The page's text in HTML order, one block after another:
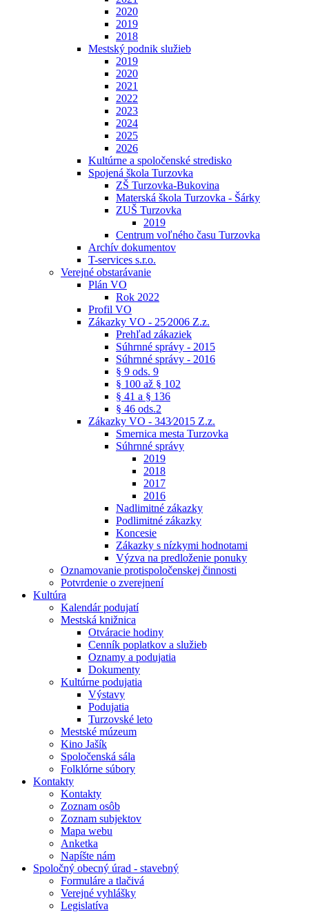
2020
2019
2018
Mestský podnik služieb
2019
2020
2021
2022
2023
2024
2025
2026
Kultúrne a spoločenské stredisko
Spojená škola Turzovka
ZŠ Turzovka-Bukovina
Materská škola Turzovka - Šárky
ZUŠ Turzovka
2019
Centrum voľného času Turzovka
Archív dokumentov
T-services s.r.o.
Verejné obstarávanie
Plán VO
Rok 2022
Profil VO
Zákazky VO - 25⁄2006 Z.z.
Prehľad zákaziek
Súhrnné správy - 2015
Súhrnné správy - 2016
§ 9 ods. 9
§ 100 až § 102
§ 41 a § 136
§ 46 ods.2
Zákazky VO - 343⁄2015 Z.z.
Smernica mesta Turzovka
Súhrnné správy
2019
2018
2017
2016
Nadlimitné zákazky
Podlimitné zákazky
Koncesie
Zákazky s nízkymi hodnotami
Výzva na predloženie ponuky
Oznamovanie protispoločenskej činnosti
Potvrdenie o zverejnení
Kultúra
Kalendár podujatí
Mestská knižnica
Otváracie hodiny
Cenník poplatkov a služieb
Oznamy a podujatia
Dokumenty
Kultúrne podujatia
Výstavy
Podujatia
Turzovské leto
Mestské múzeum
Kino Jašík
Spoločenská sála
Folklórne súbory
Kontakty
Kontakty
Zoznam osôb
Zoznam subjektov
Mapa webu
Anketka
Napíšte nám
Spoločný obecný úrad - stavebný
Formuláre a tlačivá
Verejné vyhlášky
Legislatíva